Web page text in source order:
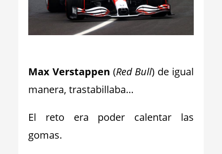
Max Verstappen (Red Bull) de igual
manera, trastabillaba…
El reto era poder calentar las
gomas.